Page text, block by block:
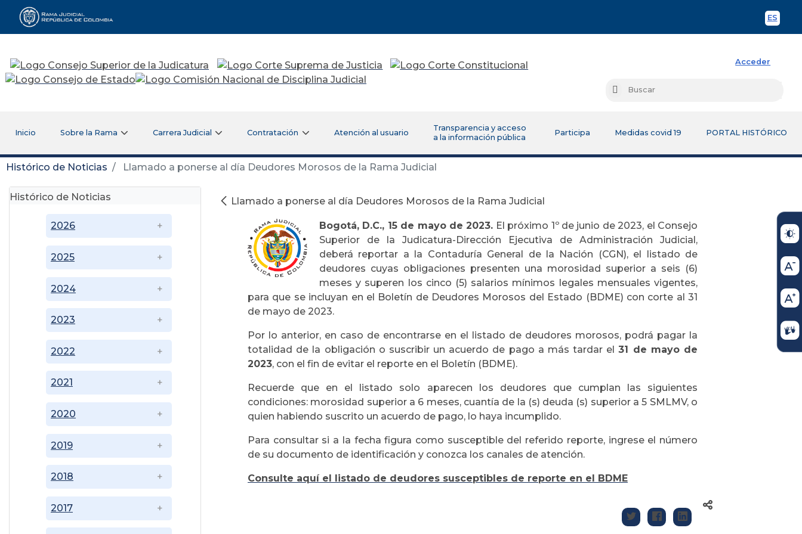
ES
Rama Judicial
Acceder
Buscar
Inicio Sobre la Rama Carrera Judicial Contratación Atención al usuario
Transparencia y acceso
a la información pública
Participa Medidas covid 19 PORTAL HISTÓRICO
Histórico de Noticias Llamado a ponerse al día Deudores Morosos de la Rama Judicial
Histórico de Noticias
2017
2018
2019
2020
2021
2022
2023
2024
2025
2026
Llamado a ponerse al día Deudores Morosos de la Rama Judicial
Bogotá, D.C., 15 de mayo de 2023. El próximo 1º de junio de 2023, el Consejo
Superior de la Judicatura-Dirección Ejecutiva de Administración Judicial,
deberá reportar a la Contaduría General de la Nación (CGN), el listado de
deudores cuyas obligaciones presenten una morosidad superior a seis (6)
meses y superen los cinco (5) salarios mínimos legales mensuales vigentes,
para que se incluyan en el Boletín de Deudores Morosos del Estado (BDME) con corte al 31
de mayo de 2023.
Por lo anterior, en caso de encontrarse en el listado de deudores morosos, podrá pagar la
totalidad de la obligación o suscribir un acuerdo de pago a más tardar el31 de mayo de
2023, con el fin de evitar el reporte en el Boletín (BDME).
Recuerde que en el listado solo aparecen los deudores que cumplan las siguientes
condiciones: morosidad superior a 6 meses, cuantía de la (s) deuda (s) superior a 5 SMLMV, o
quien habiendo suscrito un acuerdo de pago, lo haya incumplido.
Para consultar si a la fecha figura como susceptible del referido reporte, ingrese el número
de su documento de identificación y conozca los canales de atención.
Consulte aquí el listado de deudores susceptibles de reporte en el BDME